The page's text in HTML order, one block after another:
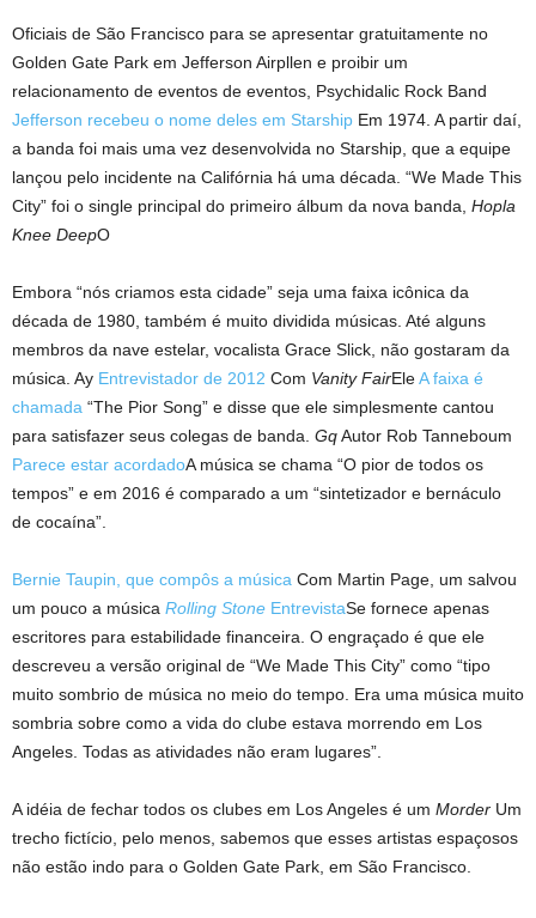
Oficiais de São Francisco para se apresentar gratuitamente no
Golden Gate Park em Jefferson Airpllen e proibir um
relacionamento de eventos de eventos, Psychidalic Rock Band
Jefferson recebeu o nome deles em Starship Em 1974. A partir daí,
a banda foi mais uma vez desenvolvida no Starship, que a equipe
lançou pelo incidente na Califórnia há uma década. “We Made This
City” foi o single principal do primeiro álbum da nova banda, Hopla
Knee DeepO
Embora “nós criamos esta cidade” seja uma faixa icônica da
década de 1980, também é muito dividida músicas. Até alguns
membros da nave estelar, vocalista Grace Slick, não gostaram da
música. Ay Entrevistador de 2012 Com Vanity FairEleA faixa é
chamada “The Pior Song” e disse que ele simplesmente cantou
para satisfazer seus colegas de banda. GqAutor Rob Tanneboum
Parece estar acordadoA música se chama “O pior de todos os
tempos” e em 2016 é comparado a um “sintetizador e bernáculo
de cocaína”.
Bernie Taupin, que compôs a música Com Martin Page, um salvou
um pouco a música Rolling Stone EntrevistaSe fornece apenas
escritores para estabilidade financeira. O engraçado é que ele
descreveu a versão original de “We Made This City” como “tipo
muito sombrio de música no meio do tempo. Era uma música muito
sombria sobre como a vida do clube estava morrendo em Los
Angeles. Todas as atividades não eram lugares”.
A idéia de fechar todos os clubes em Los Angeles é um Morder Um
trecho fictício, pelo menos, sabemos que esses artistas espaçosos
não estão indo para o Golden Gate Park, em São Francisco.